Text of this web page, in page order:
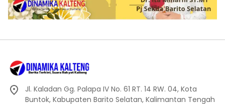
Jl. Kaladan Gg. Palapa IV No. 61 RT. 14 RW. 04, Kota
Buntok, Kabupaten Barito Selatan, Kalimantan Tengah